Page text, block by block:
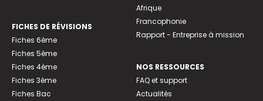
FICHES DE RÉVISIONS
Fiches 6ème
Fiches 5ème
Fiches 4ème
Fiches 3ème
Fiches Bac
Afrique
Francophonie
Rapport - Entreprise à mission
NOS RESSOURCES
FAQ et support
Actualités